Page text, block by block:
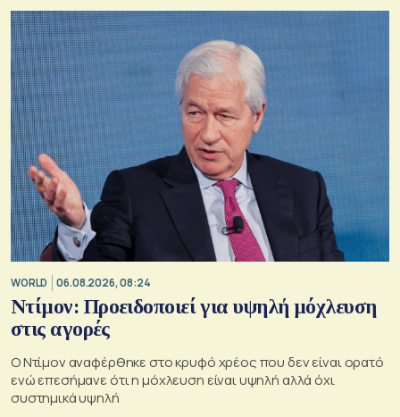
WORLD 06.08.2026, 08:24
Ντίμον: Προειδοποιεί για υψηλή μόχλευση
στις αγορές
Ο Ντίμον αναφέρθηκε στο κρυφό χρέος που δεν είναι ορατό
ενώ επεσήμανε ότι η μόχλευση είναι υψηλή αλλά όχι
συστημικά υψηλή